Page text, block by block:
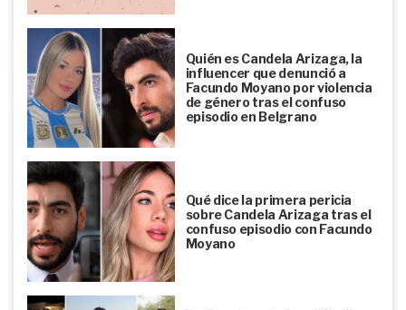
Quién es Candela Arizaga, la
influencer que denunció a
Facundo Moyano por violencia
de género tras el confuso
episodio en Belgrano
Qué dice la primera pericia
sobre Candela Arizaga tras el
confuso episodio con Facundo
Moyano